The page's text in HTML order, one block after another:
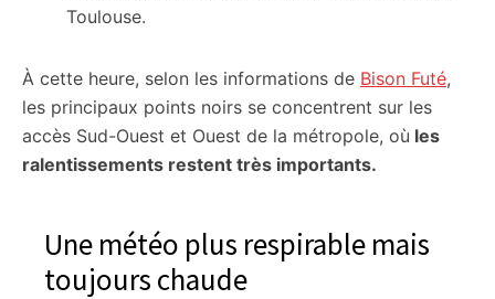
Toulouse.
À cette heure, selon les informations de Bison Futé,
les principaux points noirs se concentrent sur les
accès Sud-Ouest et Ouest de la métropole, où les
ralentissements restent très importants.
Une météo plus respirable mais
toujours chaude